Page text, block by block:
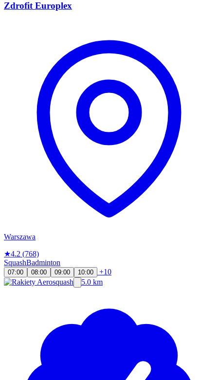
Zdrofit Europlex
Warszawa
★4.2 (768)
SquashBadminton
07:00 08:00 09:00 10:00
+10
5.0 km